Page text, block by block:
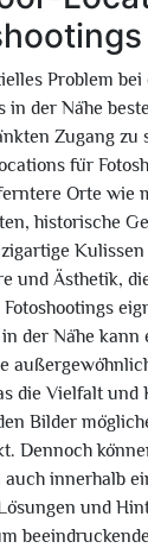
Problem
in der Nähe
Zugang zu
für
Orte wie
historische
Kulissen
und Ästhetik,
der Nähe kann
die Vielfalt und
Bilder
Dennoch
auch innerhalb
und